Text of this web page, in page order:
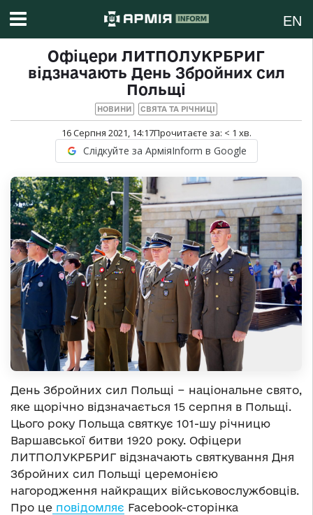
EN
Офіцери ЛИТПОЛУКРБРИГ
відзначають День Збройних сил
Польщі
НОВИНИ СВЯТА ТА РІЧНИЦІ
16 Серпня 2021, 14:17Прочитаєте за: < 1 хв.
Слідкуйте за АрміяInform в Google
День Збройних сил Польщі − національне свято,
яке щорічно відзначається 15 серпня в Польщі.
Цього року Польща святкує 101-шу річницю
Варшавської битви 1920 року. Офіцери
ЛИТПОЛУКРБРИГ відзначають святкування Дня
Збройних сил Польщі церемонією
нагородження найкращих військовослужбовців.
Про це повідомляє Facebook-сторінка